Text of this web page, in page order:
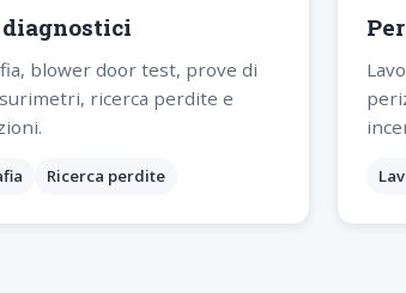
blower door test, prove di
ricerca perdite e
Ricerca perdite